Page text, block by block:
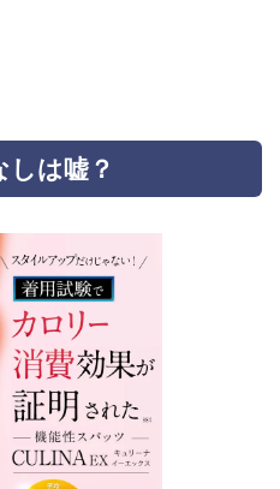
は嘘？